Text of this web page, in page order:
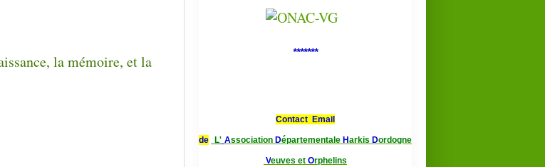
*******
Contact Email
de L' Association Départementale Harkis Dordogne
Veuves et Orphelins